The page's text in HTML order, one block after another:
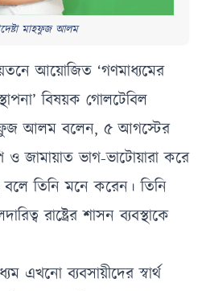
মাহফুজ আলম
আয়োজিত ‘গণমাধ্যমের
বিষয়ক গোলটেবিল
আলম বলেন, ৫ আগস্টের
ও জামায়াত ভাগ-ভাটোয়ারা করে
বলে তিনি মনে করেন। তিনি
রাষ্ট্রের শাসন ব্যবস্থাকে
এখনো ব্যবসায়ীদের স্বার্থ